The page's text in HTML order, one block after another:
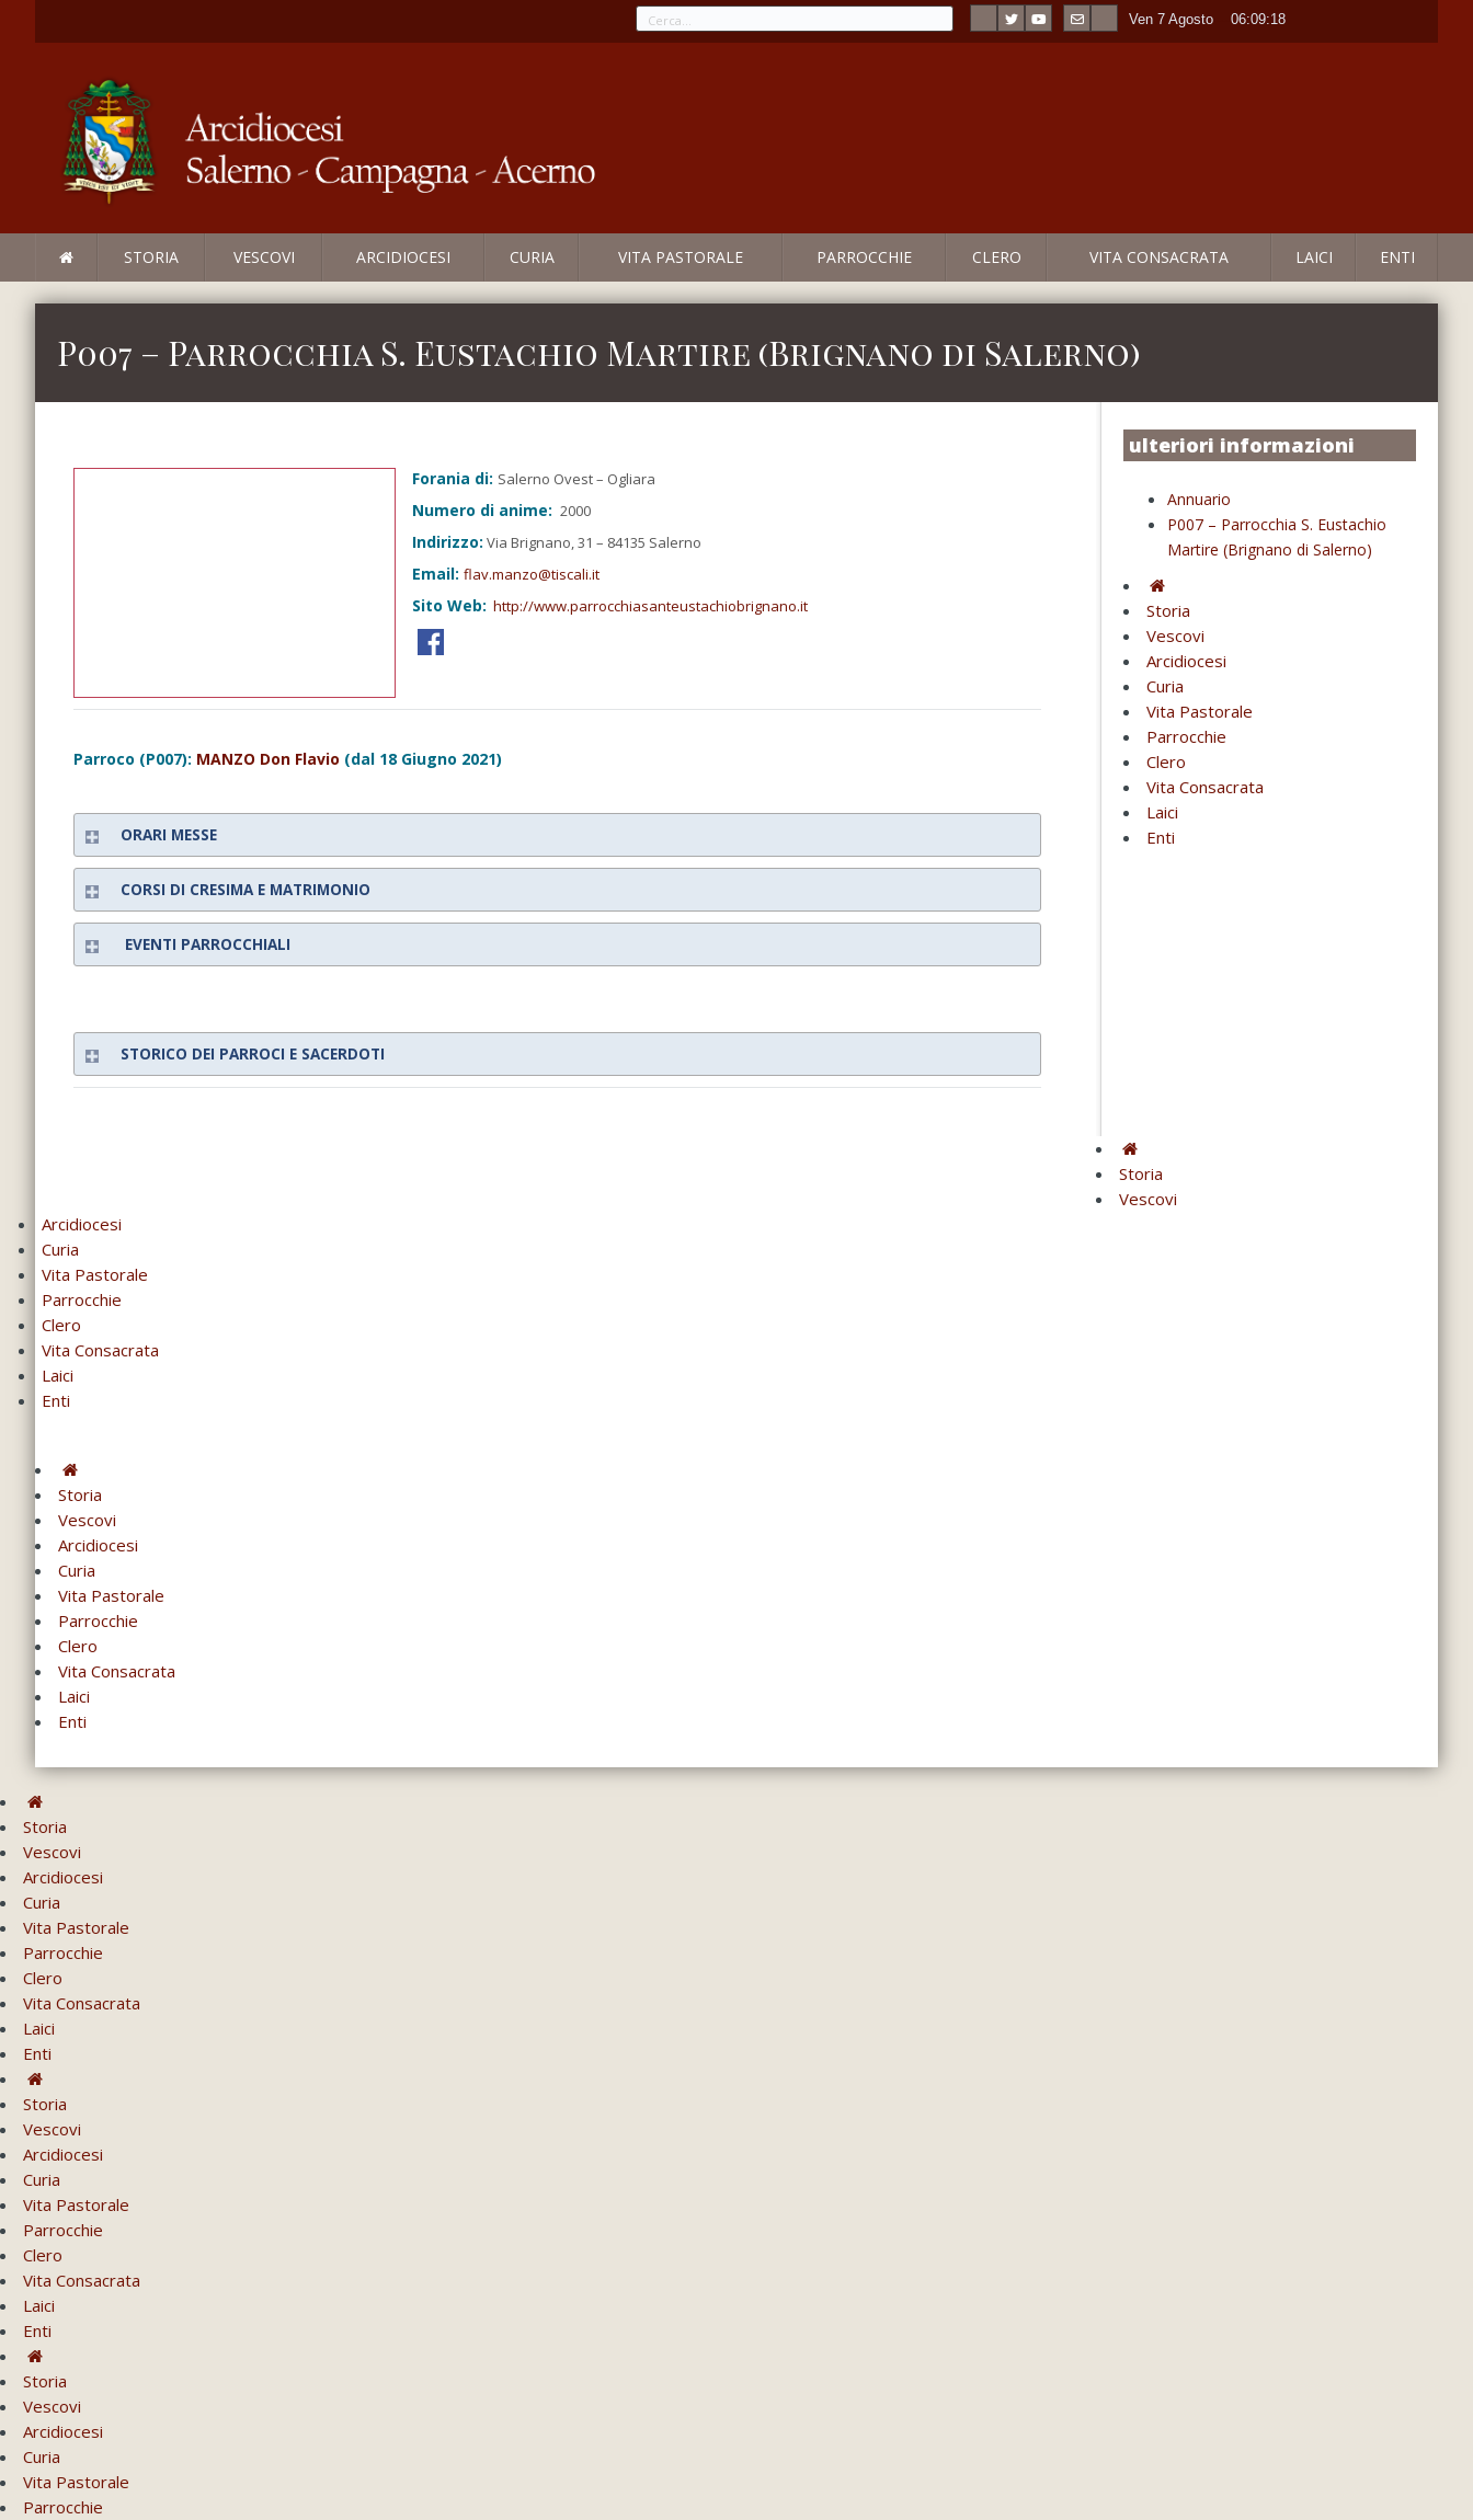
Ven 7 Agosto ----06:09:18
STORIA VESCOVI ARCIDIOCESI CURIA VITA PASTORALE PARROCCHIE CLERO VITA CONSACRATA LAICI ENTI
P007 – Parrocchia S. Eustachio Martire (Brignano di Salerno)
Forania di: Salerno Ovest – Ogliara
Numero di anime: 2000
Indirizzo: Via Brignano, 31 – 84135 Salerno
Email:flav.manzo@tiscali.it
Sito Web: http://www.parrocchiasanteustachiobrignano.it
Parroco (P007): MANZO Don Flavio (dal 18 Giugno 2021)
ORARI MESSE
CORSI DI CRESIMA E MATRIMONIO
EVENTI PARROCCHIALI
STORICO DEI PARROCI E SACERDOTI
ulteriori informazioni
Annuario
P007 – Parrocchia S. Eustachio
Martire (Brignano di Salerno)
Storia
Vescovi
Arcidiocesi
Curia
Vita Pastorale
Parrocchie
Clero
Vita Consacrata
Laici
Enti
Storia
Vescovi
Arcidiocesi
Curia
Vita Pastorale
Parrocchie
Clero
Vita Consacrata
Laici
Enti
Storia
Vescovi
Arcidiocesi
Curia
Vita Pastorale
Parrocchie
Clero
Vita Consacrata
Laici
Enti
Storia
Vescovi
Arcidiocesi
Curia
Vita Pastorale
Parrocchie
Clero
Vita Consacrata
Laici
Enti
Storia
Vescovi
Arcidiocesi
Curia
Vita Pastorale
Parrocchie
Clero
Vita Consacrata
Laici
Enti
Storia
Vescovi
Arcidiocesi
Curia
Vita Pastorale
Parrocchie